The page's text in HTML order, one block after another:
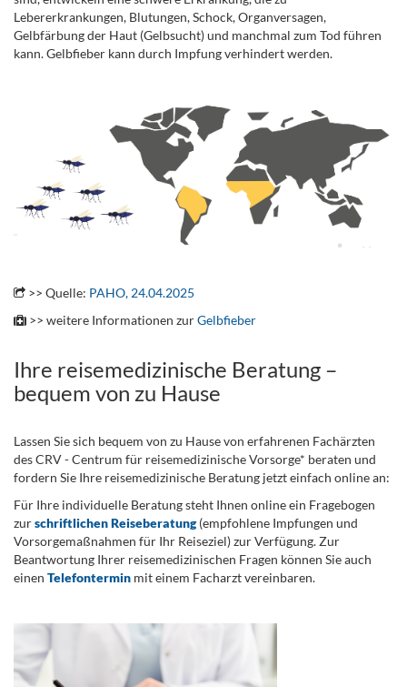
Lebererkrankungen, Blutungen, Schock, Organversagen,
Gelbfärbung der Haut (Gelbsucht) und manchmal zum Tod führen
kann. Gelbfieber kann durch Impfung verhindert werden.
>> Quelle: PAHO, 24.04.2025
>> weitere Informationen zurGelbfieber
Ihre reisemedizinische Beratung –
bequem von zu Hause
Lassen Sie sich bequem von zu Hause von erfahrenen Fachärzten
des CRV - Centrum für reisemedizinische Vorsorge* beraten und
fordern Sie Ihre reisemedizinische Beratung jetzt einfach online an:
Für Ihre individuelle Beratung steht Ihnen online ein Fragebogen
zurschriftlichen Reiseberatung(empfohlene Impfungen und
Vorsorgemaßnahmen für Ihr Reiseziel) zur Verfügung. Zur
Beantwortung Ihrer reisemedizinischen Fragen können Sie auch
einen Telefontermin mit einem Facharzt vereinbaren.